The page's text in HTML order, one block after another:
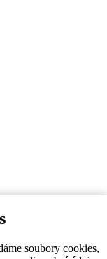
soubory cookies,